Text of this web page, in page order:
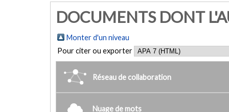
DOCUMENTS DONT
Monter d'un niveau
Pour citer ou exporter
Réseau de collaboration
Nuage de mots